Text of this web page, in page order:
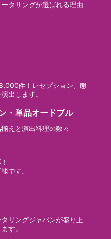
タリングが選ばれる理由
件！レセプション、懇
出します。
・単品オードブル
えと演出料理の数々
です。
リングジャパンが盛り上
す。